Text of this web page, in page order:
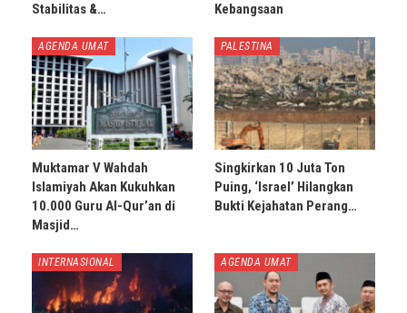
Stabilitas &…
Kebangsaan
AGENDA UMAT
Muktamar V Wahdah
Islamiyah Akan Kukuhkan
10.000 Guru Al-Qur’an di
Masjid…
PALESTINA
Singkirkan 10 Juta Ton
Puing, ‘Israel’ Hilangkan
Bukti Kejahatan Perang…
INTERNASIONAL AGENDA UMAT